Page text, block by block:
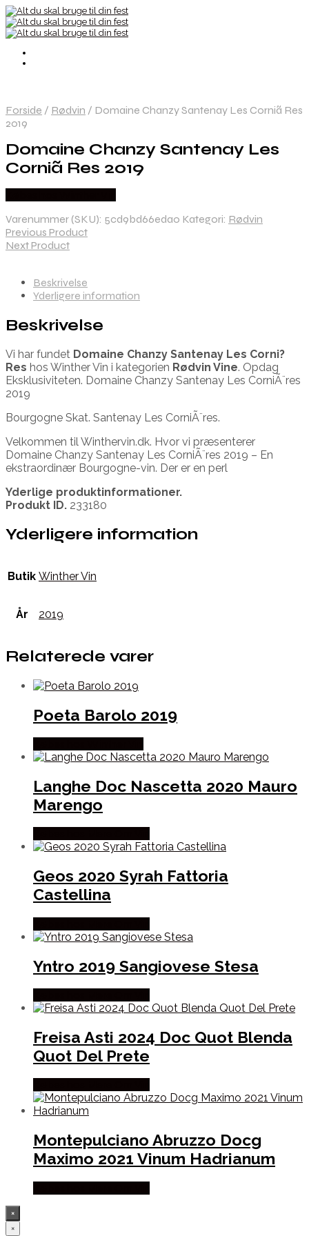
Forside / Rødvin / Domaine Chanzy Santenay Les Corniã Res
2019
Domaine Chanzy Santenay Les
Corniã Res 2019
Varenummer (SKU): 5cd9bd66eda0 Kategori: Rødvin
Previous Product
Next Product
Beskrivelse
Yderligere information
Beskrivelse
Vi har fundet Domaine Chanzy Santenay Les Corni?
Res hos Winther Vin i kategorien Rødvin Vine. Opdag
Eksklusiviteten. Domaine Chanzy Santenay Les CorniÃ¨res
2019
Bourgogne Skat. Santenay Les CorniÃ¨res.
Velkommen til Winthervin.dk. Hvor vi præsenterer
Domaine Chanzy Santenay Les CorniÃ¨res 2019 – En
ekstraordinær Bourgogne-vin. Der er en perl
Yderlige produktinformationer.
Produkt ID. 233180
Yderligere information
Butik Winther Vin
År 2019
Relaterede varer
Poeta Barolo 2019
Langhe Doc Nascetta 2020 Mauro
Marengo
Geos 2020 Syrah Fattoria
Castellina
Yntro 2019 Sangiovese Stesa
Freisa Asti 2024 Doc Quot Blenda
Quot Del Prete
Montepulciano Abruzzo Docg
Maximo 2021 Vinum Hadrianum
×
×